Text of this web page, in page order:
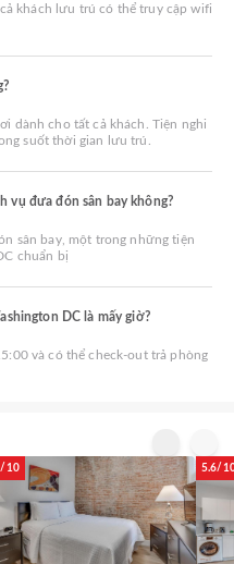
khách lưu trú có thể truy cập wifi
dành cho tất cả khách. Tiện nghi
suốt thời gian lưu trú.
vụ đưa đón sân bay không?
sân bay, một trong những tiện
chuẩn bị
DC là mấy giờ?
và có thể check-out trả phòng
10 5.6/